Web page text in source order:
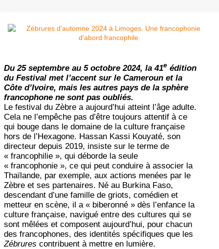
Du 25 septembre au 5 octobre 2024, la 41e édition
du Festival met l’accent sur le Cameroun et la
Côte d’Ivoire, mais les autres pays de la sphère
francophone ne sont pas oubliés.
Le festival du Zèbre a aujourd’hui atteint l’âge adulte.
Cela ne l’empêche pas d’être toujours attentif à ce
qui bouge dans le domaine de la culture française
hors de l’Hexagone. Hassan Kassi Kouyaté, son
directeur depuis 2019, insiste sur le terme de
« francophilie », qui déborde la seule
« francophonie », ce qui peut conduire à associer la
Thaïlande, par exemple, aux actions menées par le
Zèbre et ses partenaires. Né au Burkina Faso,
descendant d’une famille de griots, comédien et
metteur en scène, il a « biberonné » dès l’enfance la
culture française, navigué entre des cultures qui se
sont mêlées et composent aujourd’hui, pour chacun
des francophones, des identités spécifiques que les
Zébrures contribuent à mettre en lumière.